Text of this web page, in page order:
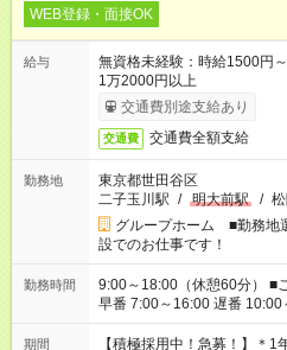
WEB登録・面接OK
給与
無資格未経験：時給1500
1万2000円以上
交通費別途支給あり
交通費 交通費全額支給
勤務地
東京都世田谷区
二子玉川駅 / 明大前駅 /
グループホーム ■勤務地
設でのお仕事です！
勤務時間
9:00～18:00（休憩60分） ■ご希望があれば下記シフトもOK！
早番 7:00～16:00 遅番 10:00～19:00 「家族と休
い」 「余裕を持って夕飯の
たくない」 など、ご希望を教えてく
期間
【積極採用中！急募！】＊